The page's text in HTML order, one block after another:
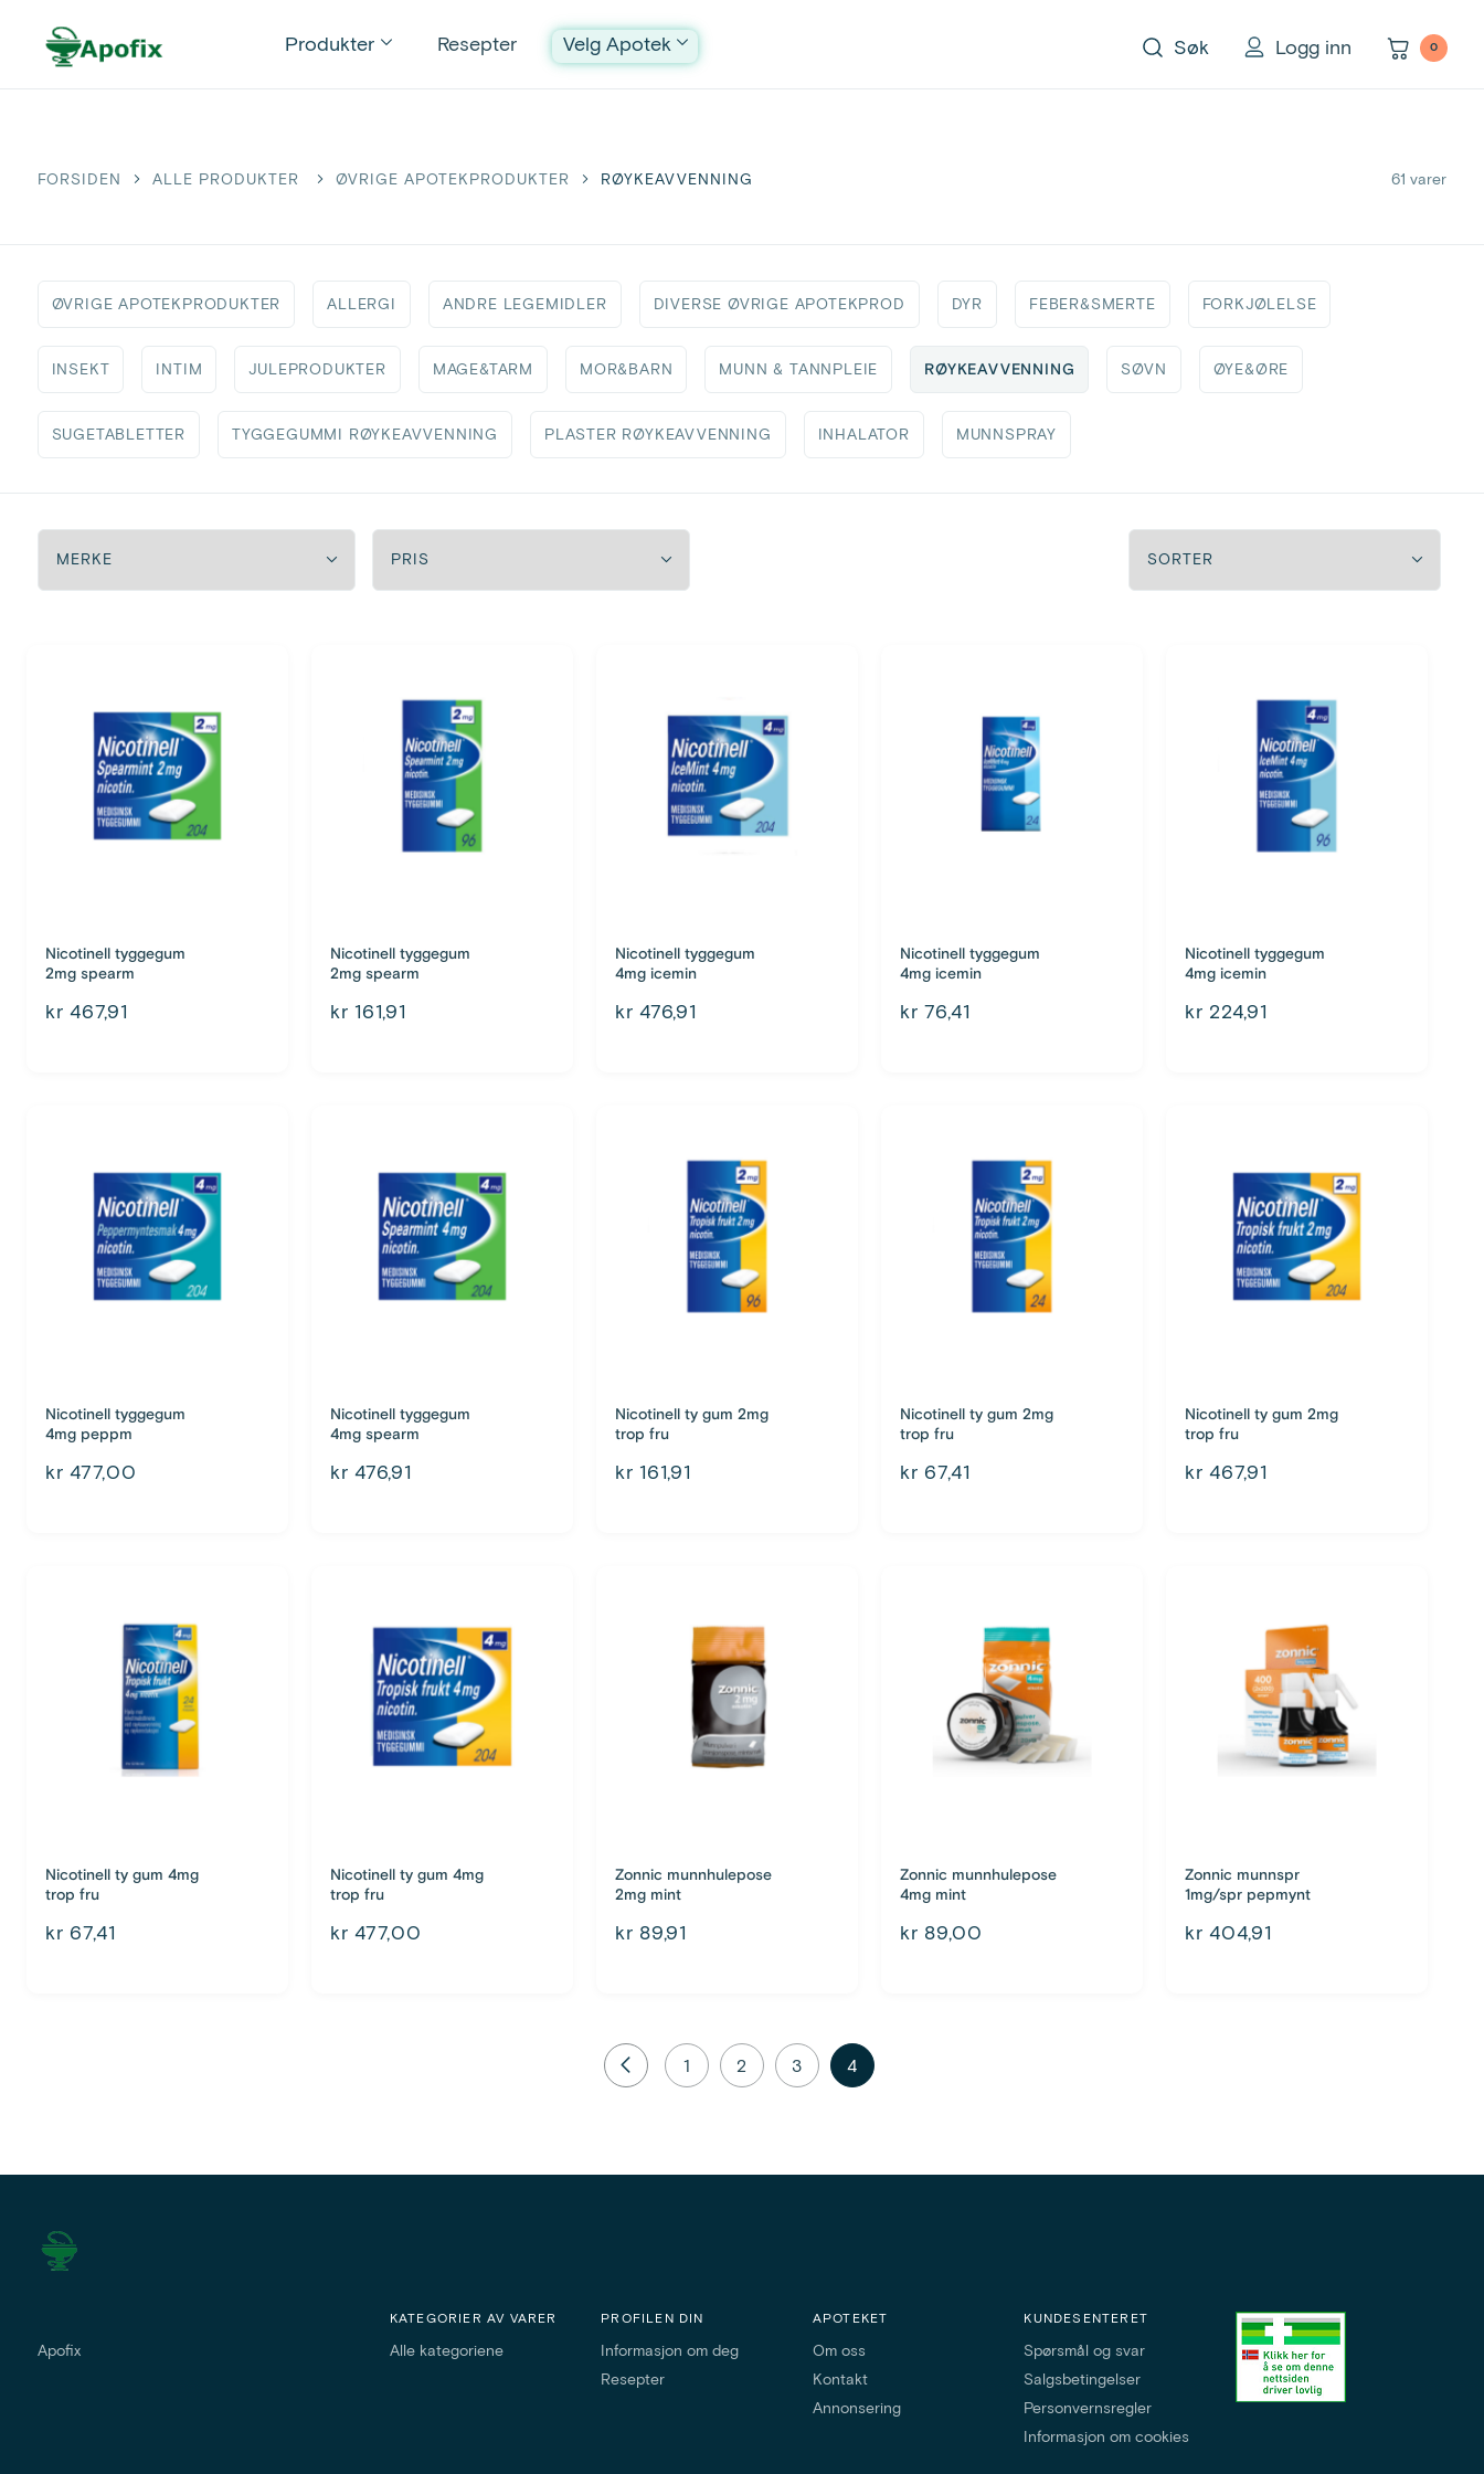
Produkter resepter Velg Apotek Søk logg inn 0
FORSIDEN ALLE PRODUKTER ØVRIGE APOTEKPRODUKTER RØYKEAVVENNING 61 varer
ØVRIGE APOTEKPRODUKTER ALLERGI ANDRE LEGEMIDLER DIVERSE ØVRIGE APOTEKPROD DYR FEBER&SMERTE FORKJØLELSE
INSEKT INTIM JULEPRODUKTER MAGE&TARM MOR&BARN MUNN & TANNPLEIE RØYKEAVVENNING SØVN ØYE&ØRE
SUGETABLETTER TYGGEGUMMI RØYKEAVVENNING PLASTER RØYKEAVVENNING INHALATOR MUNNSPRAY
Nicotinell tyggegum
2mg spearm
kr 467,91
Nicotinell tyggegum
2mg spearm
kr 161,91
Nicotinell tyggegum
4mg icemin
kr 476,91
Nicotinell tyggegum
4mg icemin
kr 76,41
Nicotinell tyggegum
4mg icemin
kr 224,91
Nicotinell tyggegum
4mg peppm
kr 477,00
Nicotinell tyggegum
4mg spearm
kr 476,91
Nicotinell ty gum 2mg
trop fru
kr 161,91
Nicotinell ty gum 2mg
trop fru
kr 67,41
Nicotinell ty gum 2mg
trop fru
kr 467,91
Nicotinell ty gum 4mg
trop fru
kr 67,41
Nicotinell ty gum 4mg
trop fru
kr 477,00
Zonnic munnhulepose
2mg mint
kr 89,91
Zonnic munnhulepose
4mg mint
kr 89,00
Zonnic munnspr
1mg/spr pepmynt
kr 404,91
1 2 3 4
Apofix
KATEGORIER AV VARER
Alle kategoriene
PROFILEN DIN
Informasjon om deg
Resepter
APOTEKET
Om oss
Kontakt
Annonsering
KUNDESENTERET
Spørsmål og svar
Salgsbetingelser
Personvernsregler
Informasjon om cookies